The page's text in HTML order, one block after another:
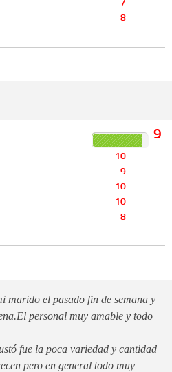
8
9
10
9
10
10
8
marido el pasado fin de semana y
personal muy amable y todo
fue la poca variedad y cantidad
pero en general todo muy